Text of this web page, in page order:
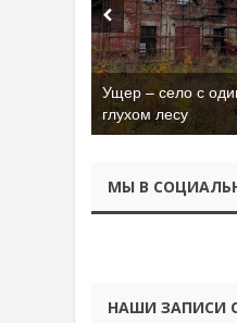
Ущер – село с
глухом лесу
МЫ В
НАШИ ЗАПИСИ